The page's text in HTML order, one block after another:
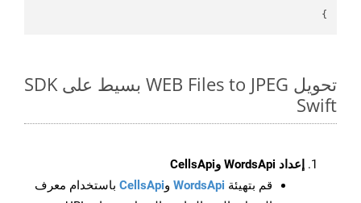
}
تحويل WEB Files to JPEG بسيط على SDK
Swift
إعداد WordsApi وCellsApi
قم بتهيئة WordsApi وCellsApi باستخدام معرف